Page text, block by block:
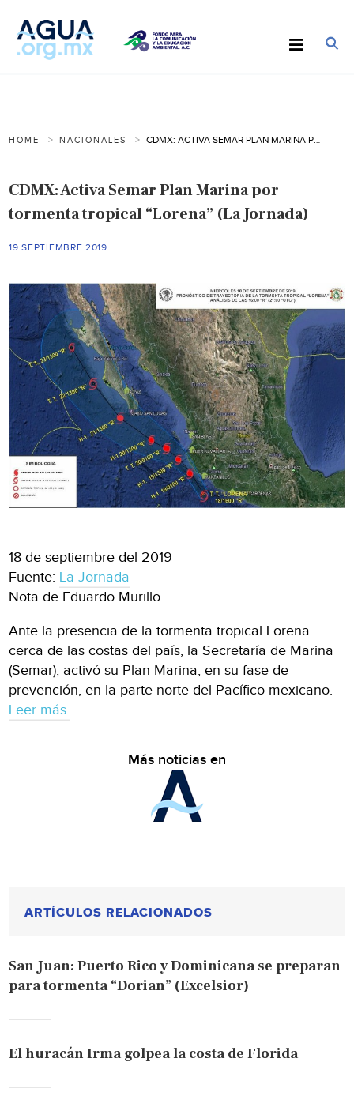
HOME NACIONALES
CDMX: Activa Semar Plan Marina por
tormenta tropical “Lorena” (La Jornada)
19 SEPTIEMBRE 2019
18 de septiembre del 2019
Fuente: La Jornada
Nota de Eduardo Murillo
Ante la presencia de la tormenta tropical Lorena
cerca de las costas del país, la Secretaría de Marina
(Semar), activó su Plan Marina, en su fase de
prevención, en la parte norte del Pacífico mexicano.
Leer más
Más noticias en
ARTÍCULOS RELACIONADOS
San Juan: Puerto Rico y Dominicana se preparan
para tormenta “Dorian” (Excelsior)
El huracán Irma golpea la costa de Florida